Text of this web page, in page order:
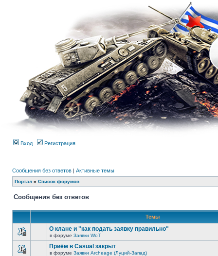
Вход Регистрация
Сообщения без ответов | Активные темы
Портал » Список форумов
Сообщения без ответов
Темы
О клане и "как подать заявку правильно"
в форуме Заявки WoT
Приём в Casual закрыт
в форуме Заявки Archeage (Луций-Запад)